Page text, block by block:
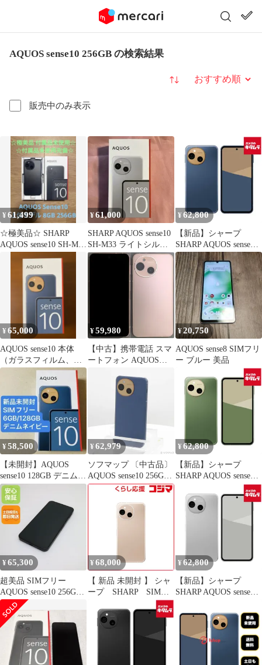
AQUOS sense10 256GB の検索結果
販売中のみ表示
並び替え
¥61,499
☆極美品☆ SHARP
AQUOS sense10 SH-M33
¥61,000
SHARP AQUOS sense10
SH-M33 ライトシルバ
ー 本体
¥ 62,800
【新品】シャープ
SHARP AQUOS sense10
6.1インチ SIMフリース
マートフォン デニムネ
イビー SH-M33B-A
/Snapdragon 7s Gen
3/RAM 8GB/ROM
256GB
¥65,000
AQUOS sense10 本体
（ガラスフィルム、ケ
ース付き）
¥59,980
【中古】携帯電話 スマ
ートフォン AQUOS
(SIMフリー/ペールピン
ク) [SH-M33B-P]
¥20,750
AQUOS sense8 SIMフリ
ー ブルー 美品
¥58,500
【未開封】AQUOS
sense10 128GB デニムネ
イビー SH-M33
¥ 62,979
ソフマップ 〔中古品〕
AQUOS sense10 256GB
デニムネイビー SH-
¥ 62,800
【新品】シャープ
SHARP AQUOS sense10
6.1インチ SIMフリース
マートフォン カーキグ
リーン SH-M33B-G
/Snapdragon 7s Gen
¥65,300
超美品 SIMフリー
AQUOS sense10 256GB
フルブラック スマホ
SHARP 即日発送 土日
祝発送OK
¥ 68,000
【 新品 未開封 】 シャ
ープ SHARP SIMフ
リースマートフォン
AQUOS sense10
8GB/256GB Snapdragon
7s Gen 3 ベールピン
¥ 62,800
【新品】シャープ
SHARP AQUOS sense10
マートフォン ライトシ
ルバー SH-M33B-S
/Snapdragon 7s Gen
3/RAM 8GB/ROM